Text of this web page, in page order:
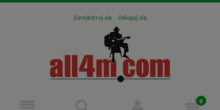
Zarejestruj się Zaloguj się